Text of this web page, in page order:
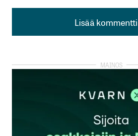
Lisää kommentti
Lisää kommentti
rekisteröityä